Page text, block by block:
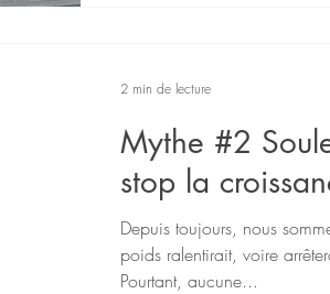
Mythe #2
stop la
Depuis toujours, nous
poids ralentirait, voire
Pourtant, aucune...
2 min de lecture